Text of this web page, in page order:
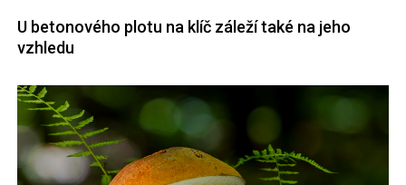
U betonového plotu na klíč záleží také na jeho
vzhledu